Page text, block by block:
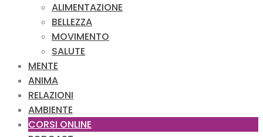
ALIMENTAZIONE
BELLEZZA
MOVIMENTO
SALUTE
MENTE
ANIMA
RELAZIONI
AMBIENTE
CORSI ONLINE